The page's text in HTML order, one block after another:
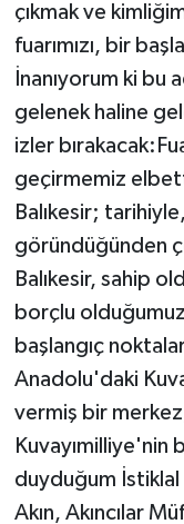
çıkmak ve
fuarımızı, bir
İnanıyorum ki bu
gelenek haline
izler
geçirmemiz
Balıkesir;
göründüğünden
Balıkesir, sahip
borçlu
başlangıç
Anadolu'daki
vermiş bir
Kuvayımilliye'nin
duyduğum İstiklal
Akın, Akıncılar